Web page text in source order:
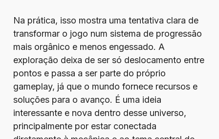
Na prática, isso mostra uma tentativa clara de
transformar o jogo num sistema de progressão
mais orgânico e menos engessado. A
exploração deixa de ser só deslocamento entre
pontos e passa a ser parte do próprio
gameplay, já que o mundo fornece recursos e
soluções para o avanço. É uma ideia
interessante e nova dentro desse universo,
principalmente por estar conectada